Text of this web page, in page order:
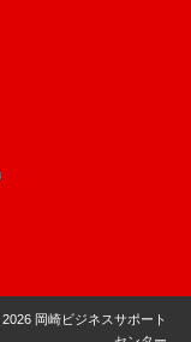
岡崎ビジネスサポート